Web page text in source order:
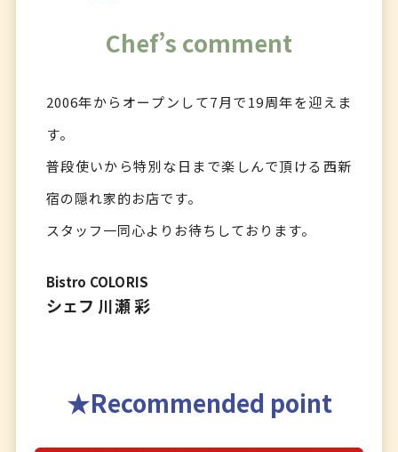
Chef’s comment
2006年からオープンして7月で19周年を迎えま
す。
普段使いから特別な日まで楽しんで頂ける西新
宿の隠れ家的お店です。
スタッフ一同心よりお待ちしております。
Bistro COLORIS
シェフ 川瀬 彩
Recommended point